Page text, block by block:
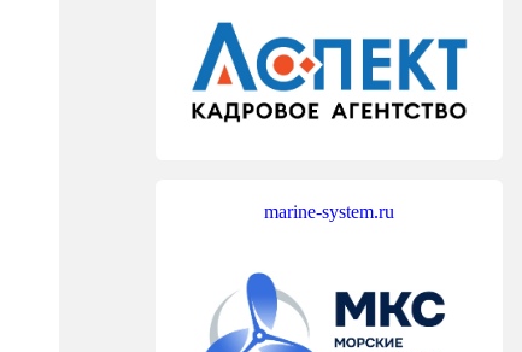
marine-system.ru